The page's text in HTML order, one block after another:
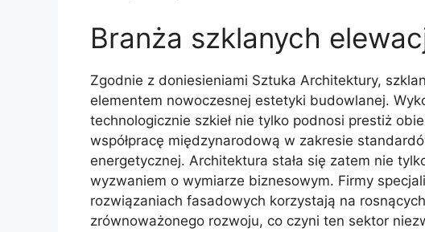
Branża szklanych
Zgodnie z doniesieniami Sztuka Architektury,
elementem nowoczesnej estetyki budowlanej.
technologicznie szkieł nie tylko podnosi prestiż
współpracę międzynarodową w zakresie
energetycznej. Architektura stała się zatem nie
wyzwaniem o wymiarze biznesowym. Firmy
rozwiązaniach fasadowych korzystają na
zrównoważonego rozwoju, co czyni ten sektor